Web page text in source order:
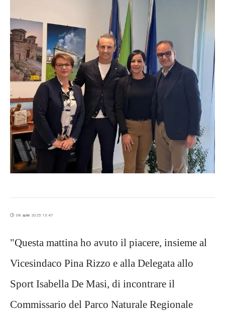
08 aprile 2025 13:47
"Questa mattina ho avuto il piacere, insieme al
Vicesindaco Pina Rizzo e alla Delegata allo
Sport Isabella De Masi, di incontrare il
Commissario del Parco Naturale Regionale